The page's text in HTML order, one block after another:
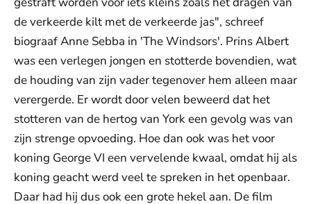
de verkeerde kilt met de verkeerde jas", schreef
biograaf Anne Sebba in 'The Windsors'. Prins Albert
was een verlegen jongen en stotterde bovendien, wat
de houding van zijn vader tegenover hem alleen maar
verergerde. Er wordt door velen beweerd dat het
stotteren van de hertog van York een gevolg was van
zijn strenge opvoeding. Hoe dan ook was het voor
koning George VI een vervelende kwaal, omdat hij als
koning geacht werd veel te spreken in het openbaar.
Daar had hij dus ook een grote hekel aan. De film